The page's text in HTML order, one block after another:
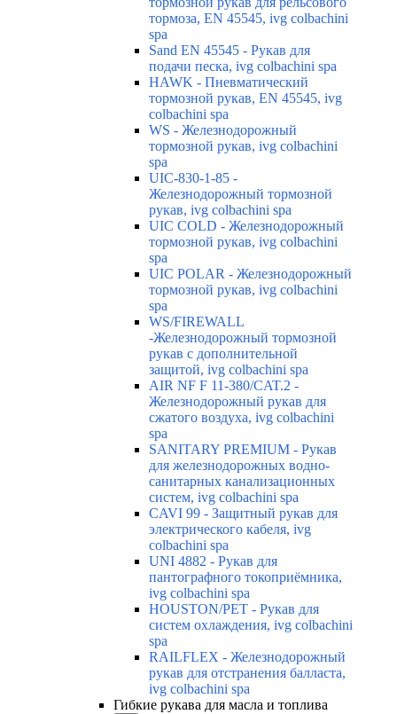
тормоза, EN 45545, ivg colbachini
spa
Sand EN 45545 - Рукав для
подачи песка, ivg colbachini spa
HAWK - Пневматический
тормозной рукав, EN 45545, ivg
colbachini spa
WS - Железнодорожный
тормозной рукав, ivg colbachini
spa
UIC-830-1-85 -
Железнодорожный тормозной
рукав, ivg colbachini spa
UIC COLD - Железнодорожный
тормозной рукав, ivg colbachini
spa
UIC POLAR - Железнодорожный
тормозной рукав, ivg colbachini
spa
WS/FIREWALL
-Железнодорожный тормозной
рукав с дополнительной
защитой, ivg colbachini spa
AIR NF F 11-380/CAT.2 -
Железнодорожный рукав для
сжатого воздуха, ivg colbachini
spa
SANITARY PREMIUM - Рукав
для железнодорожных водно-
санитарных канализационных
систем, ivg colbachini spa
CAVI 99 - Защитный рукав для
электрического кабеля, ivg
colbachini spa
UNI 4882 - Рукав для
пантографного токоприёмника,
ivg colbachini spa
HOUSTON/PET - Рукав для
систем охлаждения, ivg colbachini
spa
RAILFLEX - Железнодорожный
рукав для отстранения балласта,
ivg colbachini spa
Гибкие рукава для масла и топлива